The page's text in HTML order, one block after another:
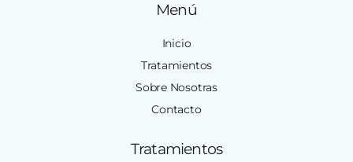
Menú
Inicio
Tratamientos
Sobre Nosotras
Contacto
Tratamientos